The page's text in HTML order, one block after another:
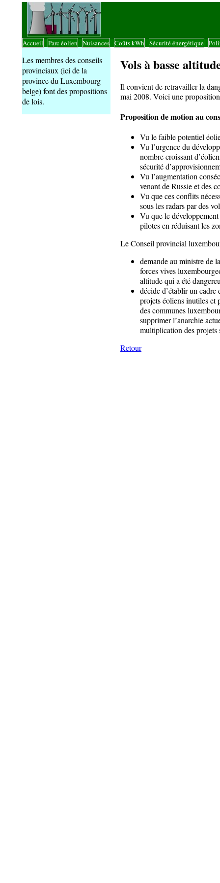
Accueil Parc éolien Nuisances Coûts kWh Sécurité énergétique
Les membres des conseils
provinciaux (ici de la
province du Luxembourg
belge) font des propositions
de lois.
Vols à basse
Il convient de retravailler la
mai 2008. Voici une
Proposition de motion au
Vu le faible potentiel
Vu l’urgence du
nombre croissant
sécurité
Vu l’augmentation
venant de Russie et des
Vu que ces conflits
sous les radars par des
Vu que le
pilotes en réduisant les
Le Conseil provincial
demande au ministre de
forces vives
altitude qui a été
décide d’établir un cadre
projets éoliens inutiles et
des communes
supprimer l’anarchie
multiplication des projets
Retour